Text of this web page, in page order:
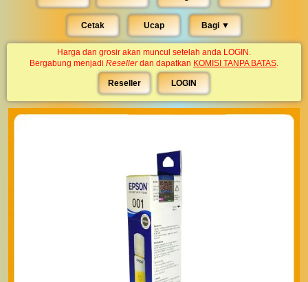
Cetak Ucap Bagi ▼︎
Harga dan grosir akan muncul setelah anda LOGIN.
Bergabung menjadi Resellerdan dapatkan KOMISI TANPA BATAS.
Reseller LOGIN